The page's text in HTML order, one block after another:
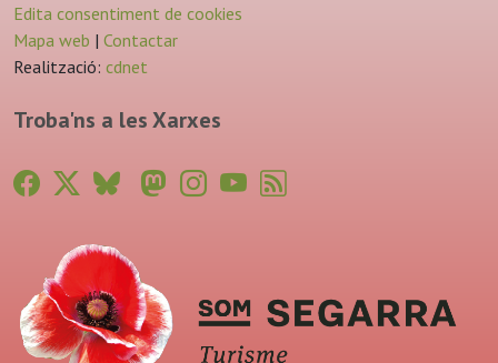
Edita consentiment de cookies
Mapa web | Contactar
Realització: cdnet
Troba'ns a les Xarxes